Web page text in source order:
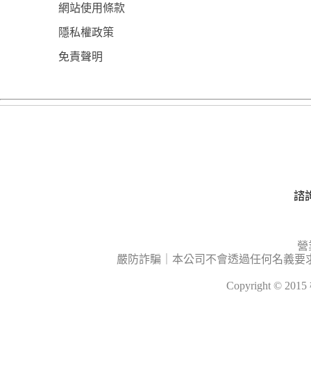
網站使用條款
隱私權政策
免責聲明
諮
營
嚴防詐騙｜本公司不會透過任何名義
Copyright ©